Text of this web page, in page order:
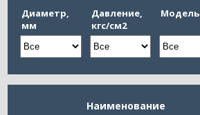
Диаметр,
мм
Давление,
кгс/см2
Модель
Наименование